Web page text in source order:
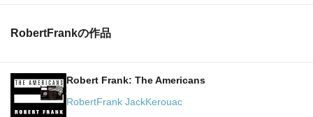
RobertFrankの作品
Robert Frank: The Americans
RobertFrank JackKerouac